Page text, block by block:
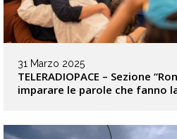
31 Marzo 2025
TELERADIOPACE – Sezione
imparare le parole che fanno